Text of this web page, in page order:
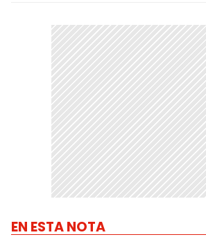
EN ESTA NOTA